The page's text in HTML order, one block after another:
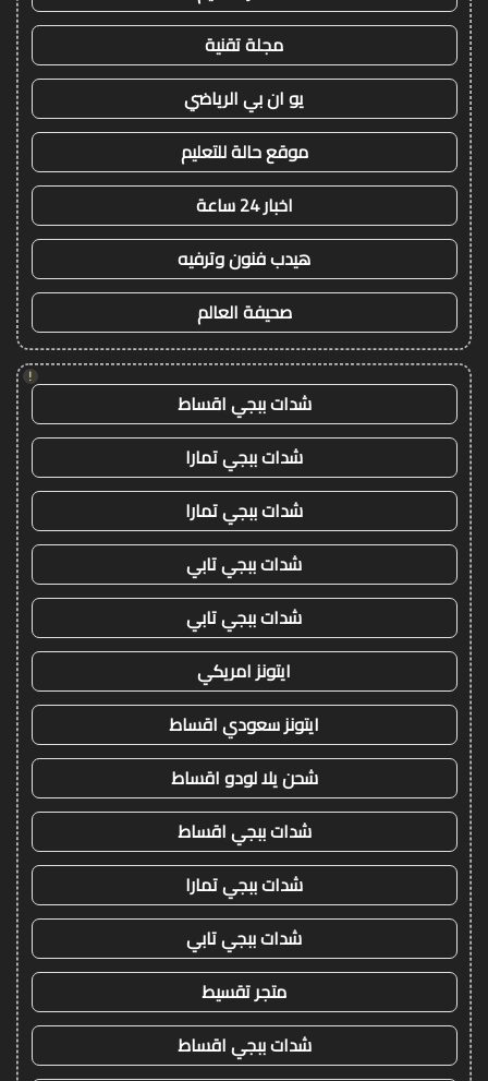
مجلة تقنية
يو ان بي الرياضي
موقع حالة للتعليم
اخبار 24 ساعة
هيدب فنون وترفيه
صحيفة العالم
!
شدات ببجي اقساط
شدات ببجي تمارا
شدات ببجي تمارا
شدات ببجي تابي
شدات ببجي تابي
ايتونز امريكي
ايتونز سعودي اقساط
شحن يلا لودو اقساط
شدات ببجي اقساط
شدات ببجي تمارا
شدات ببجي تابي
متجر تقسيط
شدات ببجي اقساط